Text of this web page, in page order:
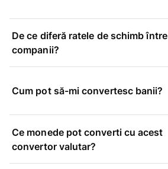
De ce diferă ratele de schimb între
companii?
Cum pot să-mi convertesc banii?
Ce monede pot converti cu acest
convertor valutar?